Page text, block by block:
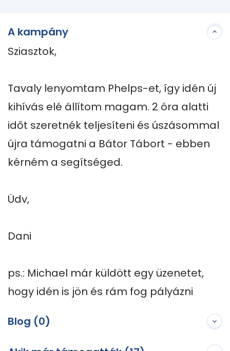
A kampány
Sziasztok,
Tavaly lenyomtam Phelps-et, így idén új
kihívás elé állítom magam. 2 óra alatti
időt szeretnék teljesíteni és úszásommal
újra támogatni a Bátor Tábort - ebben
kérném a segítséged.
Üdv,
Dani
ps.: Michael már küldött egy üzenetet,
hogy idén is jön és rám fog pályázni
Blog (0)